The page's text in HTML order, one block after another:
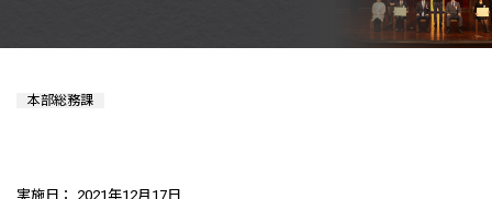
本部総務課
実施日： 2021年12月17日